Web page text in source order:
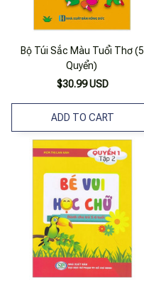
Bộ Túi Sắc Màu Tuổi Thơ (5
Quyển)
$30.99 USD
ADD TO CART